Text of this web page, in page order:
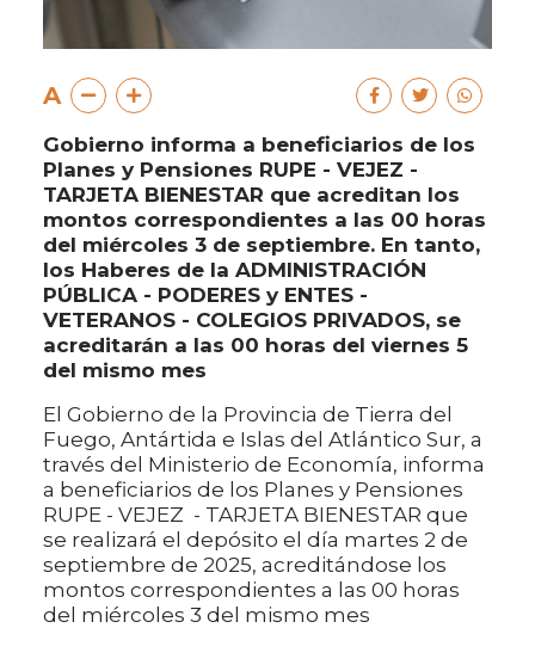
A
Gobierno informa a beneficiarios de los
Planes y Pensiones RUPE - VEJEZ -
TARJETA BIENESTAR que acreditan los
montos correspondientes a las 00 horas
del miércoles 3 de septiembre. En tanto,
los Haberes de la ADMINISTRACIÓN
PÚBLICA - PODERES y ENTES -
VETERANOS - COLEGIOS PRIVADOS, se
acreditarán a las 00 horas del viernes 5
del mismo mes
El Gobierno de la Provincia de Tierra del
Fuego, Antártida e Islas del Atlántico Sur, a
través del Ministerio de Economía, informa
a beneficiarios de los Planes y Pensiones
RUPE - VEJEZ - TARJETA BIENESTAR que
se realizará el depósito el día martes 2 de
septiembre de 2025, acreditándose los
montos correspondientes a las 00 horas
del miércoles 3 del mismo mes